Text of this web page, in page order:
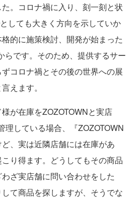
。コロナ禍に入り、刻一刻と状
しても大きく方向を示していか
的に施策検討、開発が始まった
らです。そのため、提供するサー
コロナ禍とその後の世界への展
えます。
が在庫をZOZOTOWNと実店
理している場合、『ZOZOTOWN
、実は近隣店舗には在庫があ
り得ます。どうしてもその商品
ざ実店舗に問い合わせをした
て商品を探しますが、そうでな